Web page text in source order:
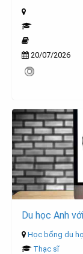
20/07/2026
Du học Anh
Học bổng du
Thạc sĩ